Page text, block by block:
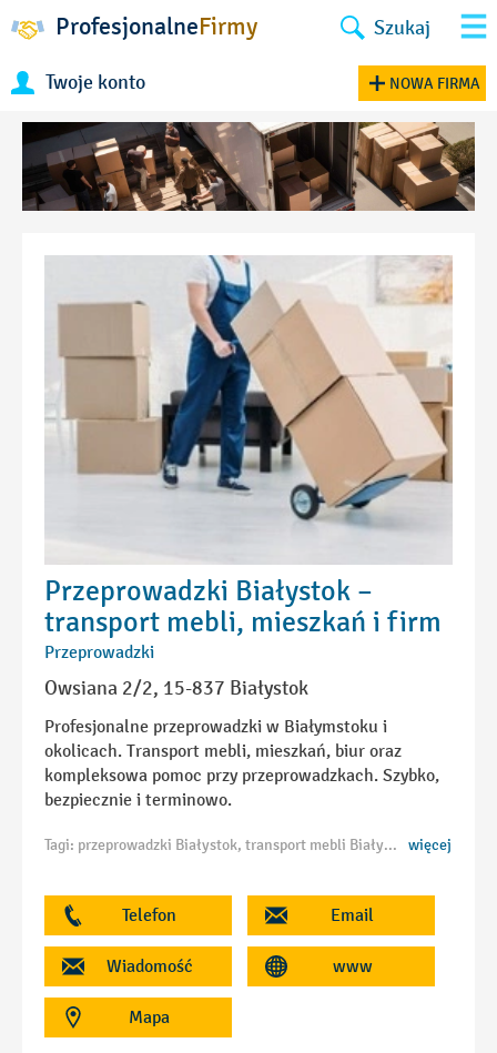
ProfesjonalneFirmy Szukaj
Twoje konto NOWA FIRMA
Przeprowadzki Białystok –
transport mebli, mieszkań i firm
Przeprowadzki
Owsiana 2/2, 15-837 Białystok
Profesjonalne przeprowadzki w Białymstoku i
okolicach. Transport mebli, mieszkań, biur oraz
kompleksowa pomoc przy przeprowadzkach. Szybko,
bezpiecznie i terminowo.
Tagi: przeprowadzki Białystok, transport mebli Białystok, firma przeprowadzkowa Białystok, tanie przeprowadzki Białystok, przeprowadzki mieszkań Białystok, przeprowadzki firm Białystok, usługi transportowe Białystok, transport Białystok, przeprowadzki międzynarodowe Białystok więcej
Telefon Email
Wiadomość www
Mapa